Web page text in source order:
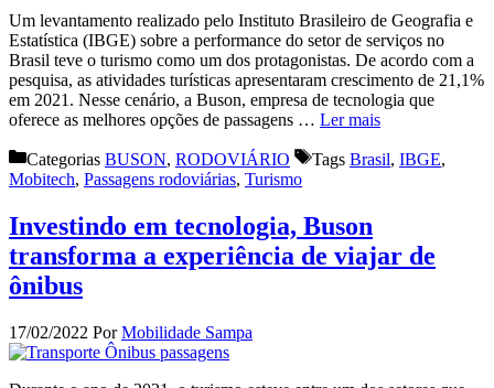
Um levantamento realizado pelo Instituto Brasileiro de Geografia e
Estatística (IBGE) sobre a performance do setor de serviços no
Brasil teve o turismo como um dos protagonistas. De acordo com a
pesquisa, as atividades turísticas apresentaram crescimento de 21,1%
em 2021. Nesse cenário, a Buson, empresa de tecnologia que
oferece as melhores opções de passagens … Ler mais
Categorias BUSON, RODOVIÁRIO Tags Brasil, IBGE,
Mobitech, Passagens rodoviárias, Turismo
Investindo em tecnologia, Buson
transforma a experiência de viajar de
ônibus
17/02/2022 PorMobilidade Sampa